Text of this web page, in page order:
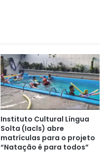
Instituto Cultural Língua
Solta (Iacls) abre
matrículas para o projeto
“Natação é para todos”